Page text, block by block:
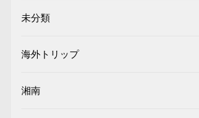
未分類
海外トリップ
湘南